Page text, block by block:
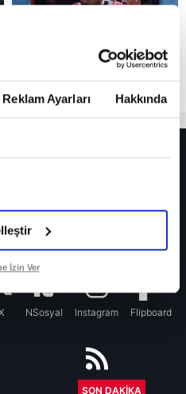
Reklam Ayarları Hakkında
İzin Ver
Devre arasında gelmişti
Greenwood için olay sözler!
NSosyal Instagram Flipboard
RSS
SON DAKİKA